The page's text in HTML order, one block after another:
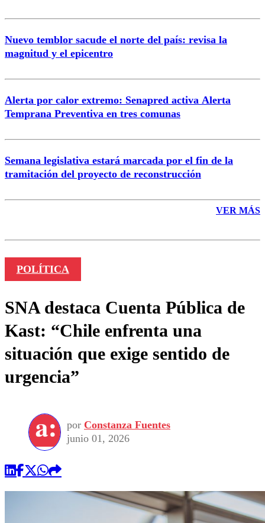
Nuevo temblor sacude el norte del país: revisa la
magnitud y el epicentro
Alerta por calor extremo: Senapred activa Alerta
Temprana Preventiva en tres comunas
Semana legislativa estará marcada por el fin de la
tramitación del proyecto de reconstrucción
VER MÁS
POLÍTICA
SNA destaca Cuenta Pública de
Kast: “Chile enfrenta una
situación que exige sentido de
urgencia”
por Constanza Fuentes
junio 01, 2026